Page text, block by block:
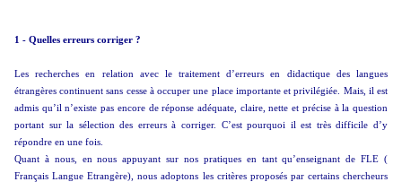
1 - Quelles erreurs corriger ?
Les recherches en relation avec le traitement d’erreurs en didactique des langues
étrangères continuent sans cesse à occuper une place importante et privilégiée. Mais, il est
admis qu’il n’existe pas encore de réponse adéquate, claire, nette et précise à la question
portant sur la sélection des erreurs à corriger. C’est pourquoi il est très difficile d’y
répondre en une fois.
Quant à nous, en nous appuyant sur nos pratiques en tant qu’enseignant de FLE (
Français Langue Etrangère), nous adoptons les critères proposés par certains chercheurs